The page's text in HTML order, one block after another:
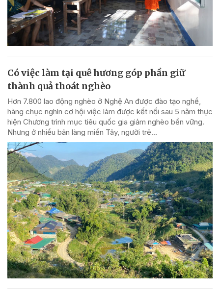
Có việc làm tại quê hương góp phần giữ
thành quả thoát nghèo
Hơn 7.800 lao động nghèo ở Nghệ An được đào tạo nghề,
hàng chục nghìn cơ hội việc làm được kết nối sau 5 năm thực
hiện Chương trình mục tiêu quốc gia giảm nghèo bền vững.
Nhưng ở nhiều bản làng miền Tây, người trẻ...